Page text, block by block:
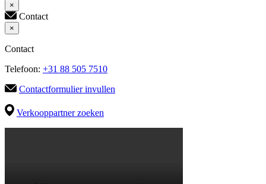
×
Contact
×
Contact
Telefoon: +31 88 505 7510
Contactformulier invullen
Verkooppartner zoeken